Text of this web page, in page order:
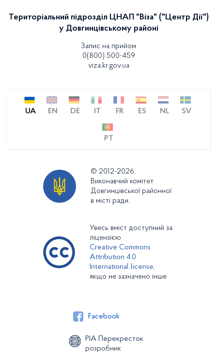
Територіальний підрозділ ЦНАП "Віза" ("Центр Дії")
у Довгинцівському районі
Запис на прийом
0(800) 500-459
viza.kr.gov.ua
UA EN DE IT FR ES NL SV
PT
© 2012-2026.
Виконавчий комітет
Довгинцівської районної
в місті ради.
Увесь вміст доступний за
ліцензією
Creative Commons
Attribution 4.0
International license,
якщо не зазначено інше
Facebook
РІА Перекресток
розробник